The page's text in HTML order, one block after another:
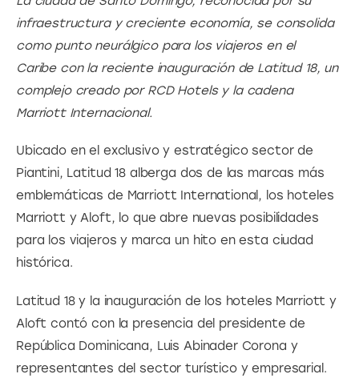
infraestructura y creciente economía, se consolida
como punto neurálgico para los viajeros en el
Caribe con la reciente inauguración de Latitud 18, un
complejo creado por RCD Hotels y la cadena
Marriott Internacional.
Ubicado en el exclusivo y estratégico sector de
Piantini, Latitud 18 alberga dos de las marcas más
emblemáticas de Marriott International, los hoteles
Marriott y Aloft, lo que abre nuevas posibilidades
para los viajeros y marca un hito en esta ciudad
histórica.
Latitud 18 y la inauguración de los hoteles Marriott y
Aloft contó con la presencia del presidente de
República Dominicana, Luis Abinader Corona y
representantes del sector turístico y empresarial.